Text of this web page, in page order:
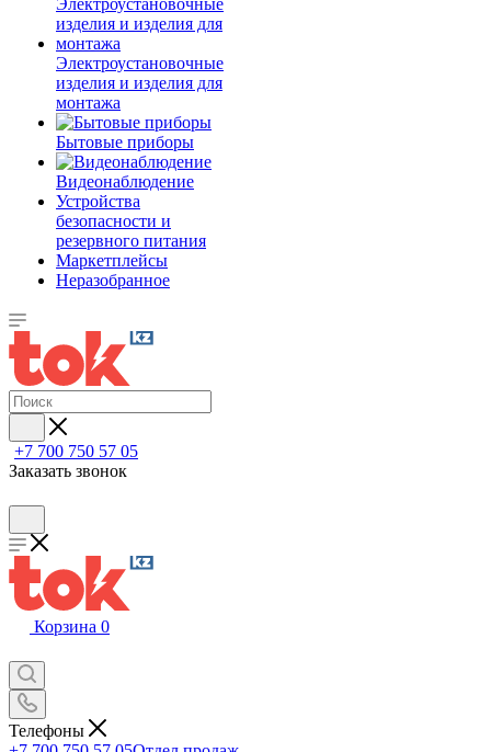
Электроустановочные
изделия и изделия для
монтажа
Бытовые приборы
Видеонаблюдение
Устройства
безопасности и
резервного питания
Маркетплейсы
Неразобранное
+7 700 750 57 05
Заказать звонок
Корзина 0
Телефоны